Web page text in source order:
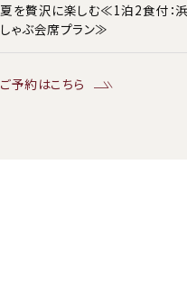
夏を贅沢に楽しむ≪1泊2食付：
しゃぶ会席プラン≫
ご予約はこちら